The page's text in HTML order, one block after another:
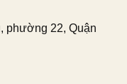
phường 22, Quận